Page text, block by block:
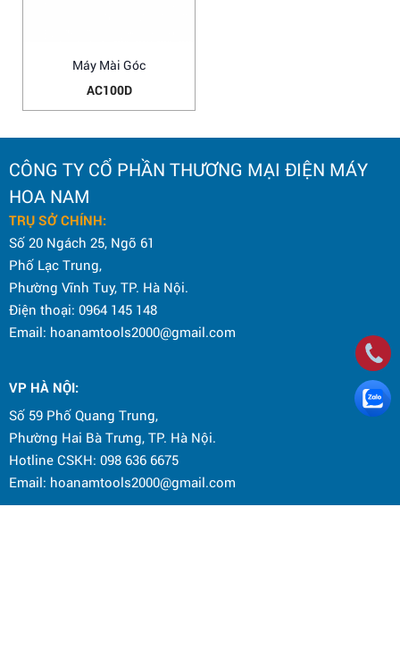
Máy Mài Góc
AC100D
CÔNG TY CỔ PHẦN THƯƠNG MẠI ĐIỆN MÁY
HOA NAM
TRỤ SỞ CHÍNH:
Số 20 Ngách 25, Ngõ 61
Phố Lạc Trung,
Phường Vĩnh Tuy, TP. Hà Nội.
Điện thoại: 0964 145 148
Email: hoanamtools2000@gmail.com
VP HÀ NỘI:
Số 59 Phố Quang Trung,
Phường Hai Bà Trưng, TP. Hà Nội.
Hotline CSKH: 098 636 6675
Email: hoanamtools2000@gmail.com